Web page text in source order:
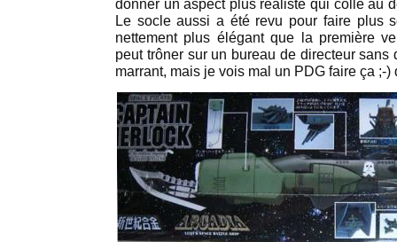
donner un aspect plus réaliste qui colle au
Le socle aussi a été revu pour faire plus
nettement plus élégant que la première
peut trôner sur un bureau de directeur sans
marrant, mais je vois mal un PDG faire ça ;-